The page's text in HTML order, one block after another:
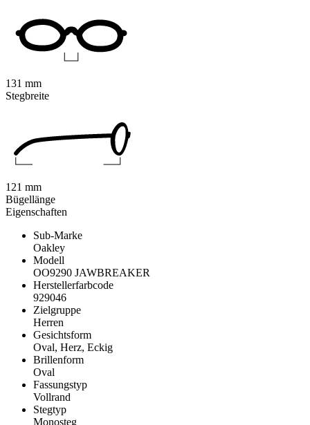
Eigenschaften
Sub-Marke
Oakley
Modell
OO9290 JAWBREAKER
Herstellerfarbcode
929046
Zielgruppe
Herren
Gesichtsform
Oval, Herz, Eckig
Brillenform
Oval
Fassungstyp
Vollrand
Stegtyp
Monosteg
131 mm
Stegbreite
121 mm
Bügellänge